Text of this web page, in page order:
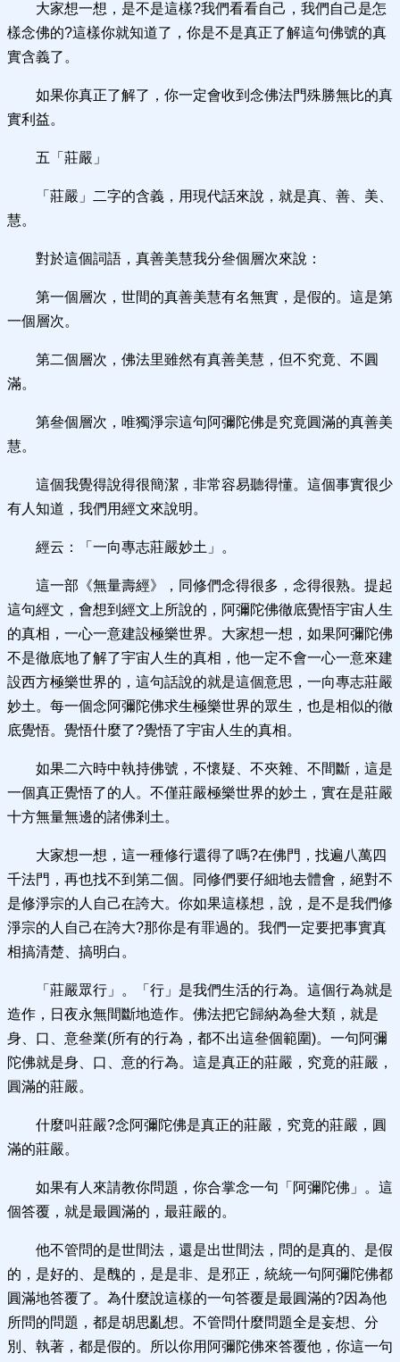
大家想一想，是不是這樣?我們看看自己，我們自己是怎
樣念佛的?這樣你就知道了，你是不是真正了解這句佛號的真
實含義了。
如果你真正了解了，你一定會收到念佛法門殊勝無比的真
實利益。
五「莊嚴」
「莊嚴」二字的含義，用現代話來說，就是真、善、美、
慧。
對於這個詞語，真善美慧我分叄個層次來說：
第一個層次，世間的真善美慧有名無實，是假的。這是第
一個層次。
第二個層次，佛法里雖然有真善美慧，但不究竟、不圓
滿。
第叄個層次，唯獨淨宗這句阿彌陀佛是究竟圓滿的真善美
慧。
這個我覺得說得很簡潔，非常容易聽得懂。這個事實很少
有人知道，我們用經文來說明。
經云：「一向專志莊嚴妙土」。
這一部《無量壽經》，同修們念得很多，念得很熟。提起
這句經文，會想到經文上所說的，阿彌陀佛徹底覺悟宇宙人生
的真相，一心一意建設極樂世界。大家想一想，如果阿彌陀佛
不是徹底地了解了宇宙人生的真相，他一定不會一心一意來建
設西方極樂世界的，這句話說的就是這個意思，一向專志莊嚴
妙土。每一個念阿彌陀佛求生極樂世界的眾生，也是相似的徹
底覺悟。覺悟什麼了?覺悟了宇宙人生的真相。
如果二六時中執持佛號，不懷疑、不夾雜、不間斷，這是
一個真正覺悟了的人。不僅莊嚴極樂世界的妙土，實在是莊嚴
十方無量無邊的諸佛剎土。
大家想一想，這一種修行還得了嗎?在佛門，找遍八萬四
千法門，再也找不到第二個。同修們要仔細地去體會，絕對不
是修淨宗的人自己在誇大。你如果這樣想，說，是不是我們修
淨宗的人自己在誇大?那你是有罪過的。我們一定要把事實真
相搞清楚、搞明白。
「莊嚴眾行」。「行」是我們生活的行為。這個行為就是
造作，日夜永無間斷地造作。佛法把它歸納為叄大類，就是
身、口、意叄業(所有的行為，都不出這叄個範圍)。一句阿彌
陀佛就是身、口、意的行為。這是真正的莊嚴，究竟的莊嚴，
圓滿的莊嚴。
什麼叫莊嚴?念阿彌陀佛是真正的莊嚴，究竟的莊嚴，圓
滿的莊嚴。
如果有人來請教你問題，你合掌念一句「阿彌陀佛」。這
個答覆，就是最圓滿的，最莊嚴的。
他不管問的是世間法，還是出世間法，問的是真的、是假
的，是好的、是醜的，是是非、是邪正，統統一句阿彌陀佛都
圓滿地答覆了。為什麼說這樣的一句答覆是最圓滿的?因為他
所問的問題，都是胡思亂想。不管問什麼問題全是妄想、分
別、執著，都是假的。所以你用阿彌陀佛來答覆他，你這一句